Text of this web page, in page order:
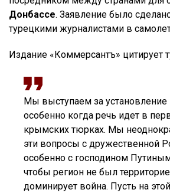
Донбассе. Заявление было
турецкими журналистами в
Издание «Коммерсантъ» цитирует
Мы выступаем за установление
особенно когда речь идет в
крымских тюрках. Мы
эти вопросы с дружественной
особенно с господином
чтобы регион не был
доминирует война. Пусть на